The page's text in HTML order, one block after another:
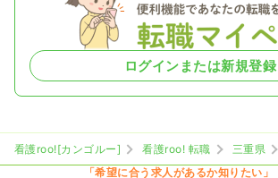
ログインまたは新規登録
看護roo![カンゴルー] 看護roo! 転職 三重県
「希望に合う求人があるか知りたい」